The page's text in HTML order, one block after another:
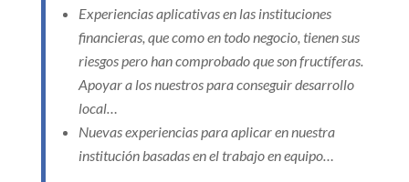
Experiencias aplicativas en las instituciones
financieras, que como en todo negocio, tienen sus
riesgos pero han comprobado que son fructíferas.
Apoyar a los nuestros para conseguir desarrollo
local…
Nuevas experiencias para aplicar en nuestra
institución basadas en el trabajo en equipo…